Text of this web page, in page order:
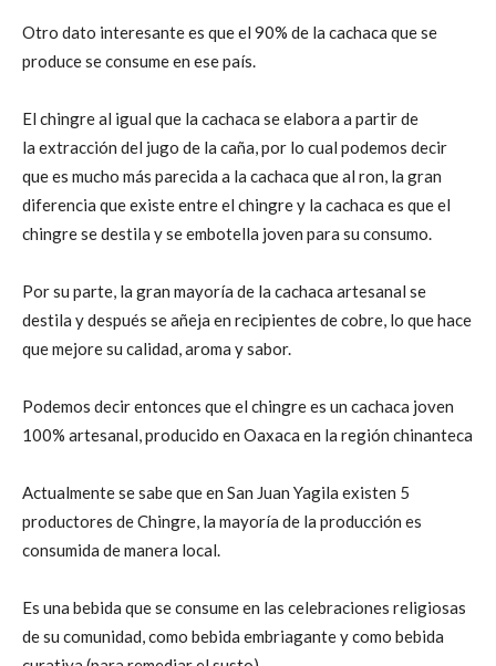
Otro dato interesante es que el 90% de la cachaca que se
produce se consume en ese país.
El chingre al igual que la cachaca se elabora a partir de
la extracción del jugo de la caña, por lo cual podemos decir
que es mucho más parecida a la cachaca que al ron, la gran
diferencia que existe entre el chingre y la cachaca es que el
chingre se destila y se embotella joven para su consumo.
Por su parte, la gran mayoría de la cachaca artesanal se
destila y después se añeja en recipientes de cobre, lo que hace
que mejore su calidad, aroma y sabor.
Podemos decir entonces que el chingre es un cachaca joven
100% artesanal, producido en Oaxaca en la región chinanteca
Actualmente se sabe que en San Juan Yagila existen 5
productores de Chingre, la mayoría de la producción es
consumida de manera local.
Es una bebida que se consume en las celebraciones religiosas
de su comunidad, como bebida embriagante y como bebida